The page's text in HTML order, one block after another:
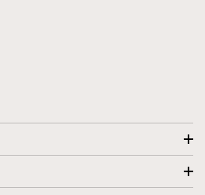
Eckstein Azulen Paste